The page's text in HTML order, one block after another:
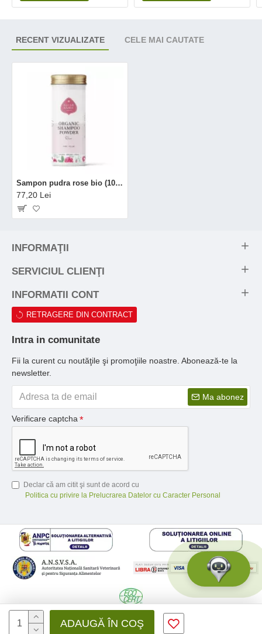
ADAUGĂ ÎN COŞ
RECENT VIZUALIZATE CELE MAI CAUTATE
Sampon pudra rose bio (100 grame), Eliah Sahil
77,20 Lei
INFORMAŢII
SERVICIUL CLIENŢI
INFORMATII CONT
RETRAGERE DIN CONTRACT
Intra in comunitate
Fii la curent cu noutăţile şi promoţiile noastre. Abonează-te la
newsletter.
Ma abonez
Verificare captcha
Declar că am citit şi sunt de acord cu
Politica cu privire la Prelucrarea Datelor cu Caracter Personal
© 2026 Medfusion SRL, CIF: RO31041639 | Nr. reg.: J12/3428/2012 -
Toate drepturile rezervate - by DevPro.ro